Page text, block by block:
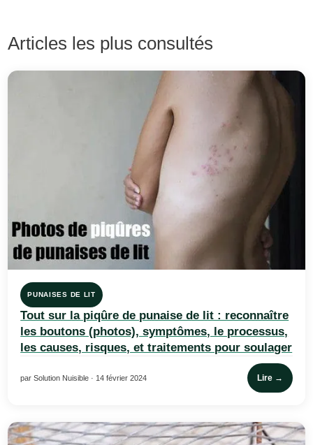
Articles les plus consultés
PUNAISES DE LIT
Tout sur la piqûre de punaise de lit : reconnaître
les boutons (photos), symptômes, le processus,
les causes, risques, et traitements pour soulager
par Solution Nuisible · 14 février 2024 Lire →